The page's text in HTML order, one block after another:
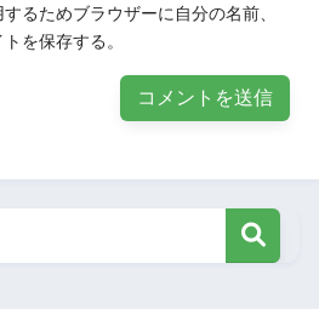
るためブラウザーに自分の名前、
を保存する。